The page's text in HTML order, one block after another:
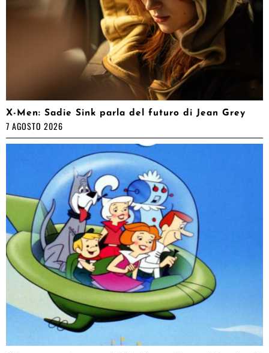
X-Men: Sadie Sink parla del futuro di Jean Grey
7 AGOSTO 2026